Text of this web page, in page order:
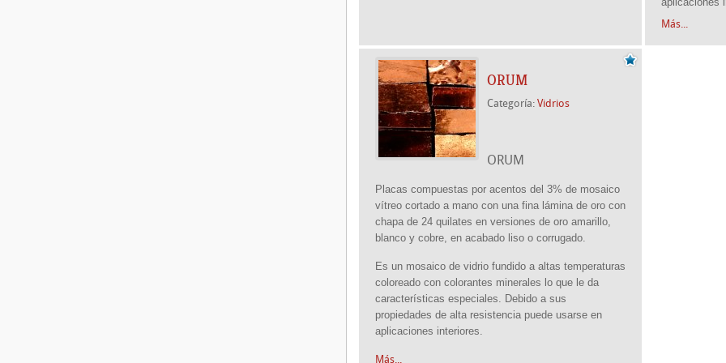
Más...
ORUM
Categoría: Vidrios
ORUM
Placas compuestas por acentos del 3% de mosaico
vítreo cortado a mano con una fina lámina de oro con
chapa de 24 quilates en versiones de oro amarillo,
blanco y cobre, en acabado liso o corrugado.
Es un mosaico de vidrio fundido a altas temperaturas
coloreado con colorantes minerales lo que le da
características especiales. Debido a sus
propiedades de alta resistenciapuede usarse en
aplicaciones interiores.
Más...